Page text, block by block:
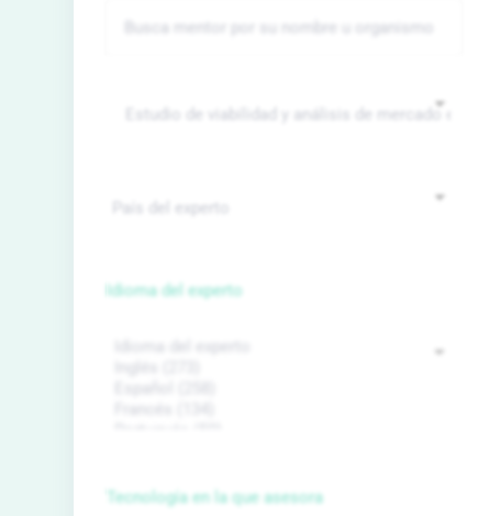
Idioma del experto
Tecnología en la que asesora